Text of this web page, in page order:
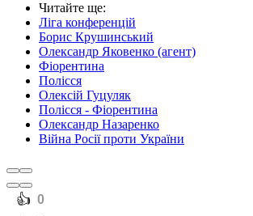
Читайте ще:
Ліга конференцій
Борис Крушинський
Олександр Яковенко (агент)
Фіорентина
Полісся
Олексій Гуцуляк
Полісся - Фіорентина
Олександр Назаренко
Війна Росії проти України
️👍 0